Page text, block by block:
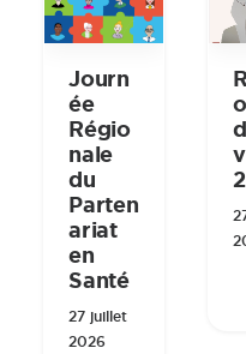
Journ
ée
Régio
nale
du
Parten
ariat
en
Santé
27 juillet
2026